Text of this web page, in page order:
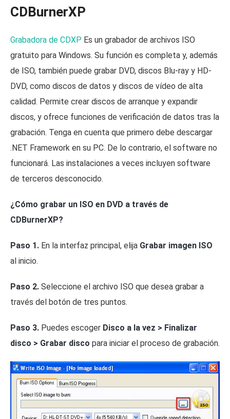
CDBurnerXP
Grabadora de CDXP Es un grabador de archivos ISO
gratuito para Windows. Su función es completa y, además
de ISO, también puede grabar DVD, discos Blu-ray y HD-
DVD, como discos de datos y discos de vídeo de alta
calidad. Permite crear discos de arranque y expandir
discos, y ofrece funciones de verificación de datos tras la
grabación. Tenga en cuenta que primero debe descargar
.NET Framework en su PC. De lo contrario, el software no
funcionará. Las instalaciones a veces incluyen software
de terceros desconocido.
¿Cómo grabar un ISO en DVD a través de
CDBurnerXP?
Paso 1. En la interfaz principal, elija Grabar imagen ISO
al inicio.
Paso 2. Seleccione el archivo ISO que desea grabar a
través del botón de tres puntos.
Paso 3. Puedes escoger Disco a la vez > Finalizar
disco > Grabar disco para iniciar el proceso de grabación.